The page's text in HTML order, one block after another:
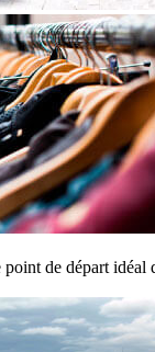
de départ idéal